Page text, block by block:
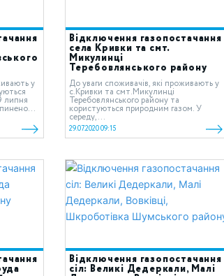
у
липня
Відключення газопостачання
села Кривки та смт.
Микулинці
Теребовлянського району
До уваги споживачів, які проживають у
с.Кривки та смт.Микулинці
Теребовлянського району та
користуються природним газом. У
середу,...
29.07.2020 09:15
Відключення газопостачання
сіл: Великі Дедеркали, Малі